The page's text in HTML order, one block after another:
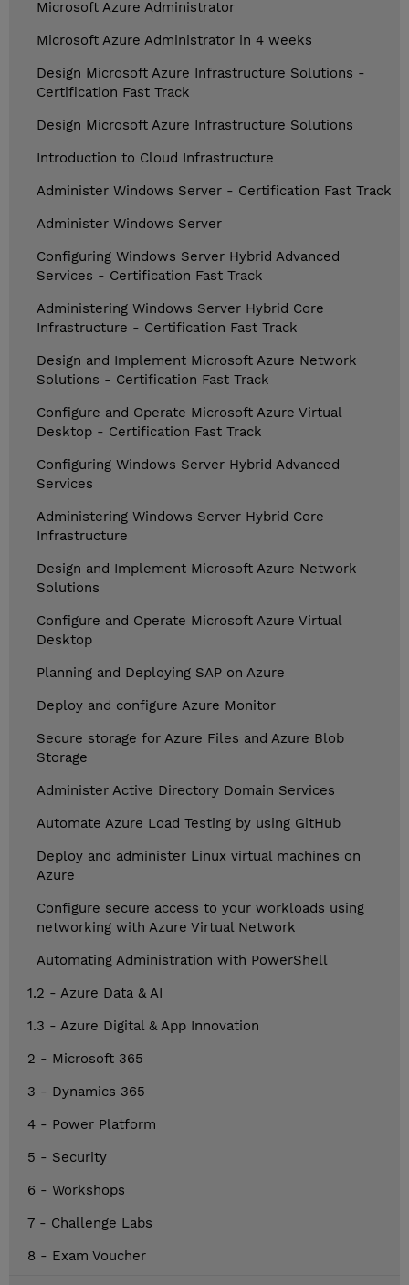
Microsoft Azure Administrator
Microsoft Azure Administrator in 4 weeks
Design Microsoft Azure Infrastructure Solutions -
Certification Fast Track
Design Microsoft Azure Infrastructure Solutions
Introduction to Cloud Infrastructure
Administer Windows Server - Certification Fast Track
Administer Windows Server
Configuring Windows Server Hybrid Advanced
Services - Certification Fast Track
Administering Windows Server Hybrid Core
Infrastructure - Certification Fast Track
Design and Implement Microsoft Azure Network
Solutions - Certification Fast Track
Configure and Operate Microsoft Azure Virtual
Desktop - Certification Fast Track
Configuring Windows Server Hybrid Advanced
Services
Administering Windows Server Hybrid Core
Infrastructure
Design and Implement Microsoft Azure Network
Solutions
Configure and Operate Microsoft Azure Virtual
Desktop
Planning and Deploying SAP on Azure
Deploy and configure Azure Monitor
Secure storage for Azure Files and Azure Blob
Storage
Administer Active Directory Domain Services
Automate Azure Load Testing by using GitHub
Deploy and administer Linux virtual machines on
Azure
Configure secure access to your workloads using
networking with Azure Virtual Network
Automating Administration with PowerShell
1.2 - Azure Data & AI
1.3 - Azure Digital & App Innovation
2 - Microsoft 365
3 - Dynamics 365
4 - Power Platform
5 - Security
6 - Workshops
7 - Challenge Labs
8 - Exam Voucher